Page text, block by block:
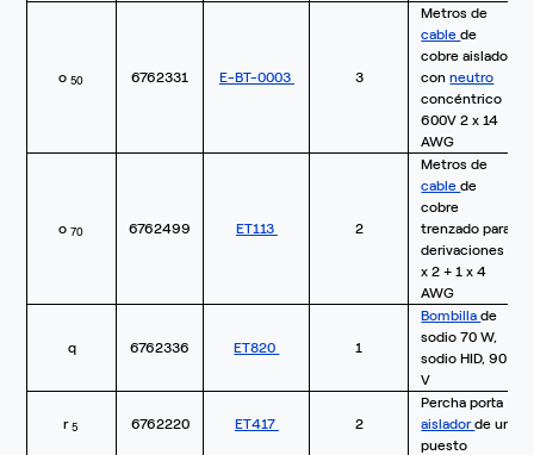
o 50 6762331 E-BT-0003 3
Metros de
cablede
cobre aislado
conneutro
concéntrico
600V 2 x 14
AWG
o 70 6762499 ET113 2
Metros de
cablede
cobre
trenzado para
derivaciones 3
x 2 + 1 x 4
AWG
q 6762336 ET820 1
Bombillade
sodio 70 W,
sodio HID, 90
V
r5 6762220 ET417 2
Percha porta
aisladorde un
puesto